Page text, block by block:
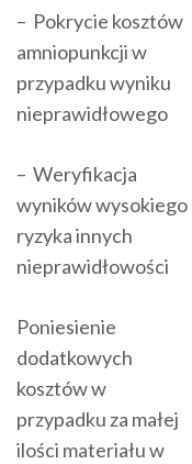
– Pokrycie kosztów
amniopunkcji w
przypadku wyniku
nieprawidłowego
– Weryfikacja
wyników wysokiego
ryzyka innych
nieprawidłowości
Poniesienie
dodatkowych
kosztów w
przypadku za małej
ilości materiału w